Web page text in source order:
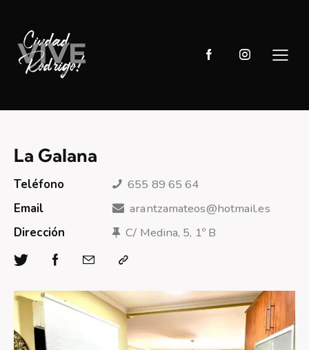
La Galana
Teléfono
655 89 65 64
Email
arantzamateos@hotmail.es
Dirección
C/ Medina, 5, 1º B